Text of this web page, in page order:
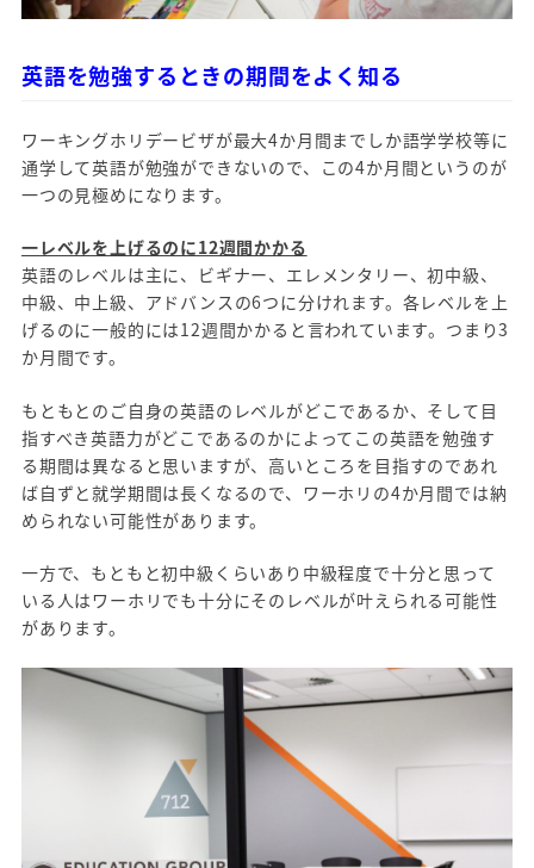
英語を勉強するときの期間をよく知る
ワーキングホリデービザが最大4か月間までしか語学学校等に
通学して英語が勉強ができないので、この4か月間というのが
一つの見極めになります。
一レベルを上げるのに12週間かかる
英語のレベルは主に、ビギナー、エレメンタリー、初中級、
中級、中上級、アドバンスの6つに分けれます。各レベルを上
げるのに一般的には12週間かかると言われています。つまり3
か月間です。
もともとのご自身の英語のレベルがどこであるか、そして目
指すべき英語力がどこであるのかによってこの英語を勉強す
る期間は異なると思いますが、高いところを目指すのであれ
ば自ずと就学期間は長くなるので、ワーホリの4か月間では納
められない可能性があります。
一方で、もともと初中級くらいあり中級程度で十分と思って
いる人はワーホリでも十分にそのレベルが叶えられる可能性
があります。